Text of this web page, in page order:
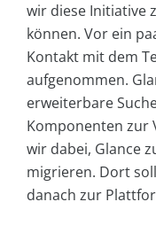
wir diese Initiative
können. Vor ein
Kontakt mit dem
aufgenommen.
erweiterbare
Komponenten zur
wir dabei, Glance
migrieren. Dort
danach zur